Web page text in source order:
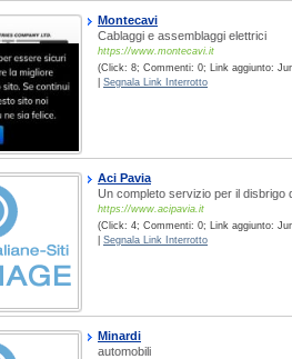
Montecavi
Cablaggi e assemblaggi elettrici
https://www.montecavi.it
(Click: 8; Commenti: 0; Link aggiunto:
Segnala Link Interrotto
Aci Pavia
Un completo servizio per il disbrigo
https://www.acipavia.it
(Click: 4; Commenti: 0; Link aggiunto:
Segnala Link Interrotto
Minardi
automobili